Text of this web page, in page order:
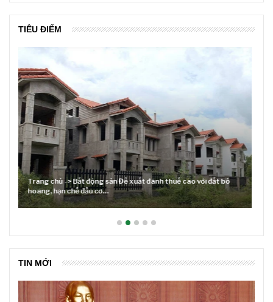
TIÊU ĐIỂM
Lãi suất neo cao và cuộc tái cơ cấu trên thị trường BĐS
TIN MỚI